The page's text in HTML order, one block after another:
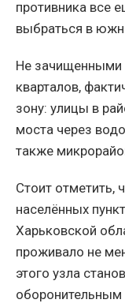
противника все
выбраться в
Не зачищенными
кварталов,
зону: улицы в
моста через
также
Стоит отметить,
населённых
Харьковской
проживало не
этого узла